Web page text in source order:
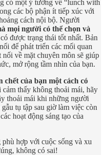
có một ý tưởng về “lunch with
các bộ phận ít tiếp xúc với
cách nội bộ. Người
mọi người có thể chọn và
được trạng thái tốt nhất. Bản
để phát triển các mối quan
về mặt chuyên môn sẽ giúp
mở rộng tầm nhìn của bạn.
chết của bạn một cách có
thấy không thoải mái, hãy
thoải mái khi những người
tụ tập sau giờ làm việc còn
hoạt động sáng tạo của
hợp với cuộc sống và xu
không có sai!